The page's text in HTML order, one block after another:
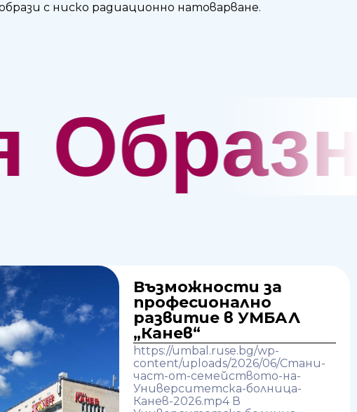
с ниско радиационно натоварване.
Възможности за
професионално
развитие в УМБАЛ
„Канев“
https://umbal.ruse.bg/wp-
content/uploads/2026/06/Стани-
част-от-семейството-на-
Университетска-болница-
Канев-2026.mp4 В